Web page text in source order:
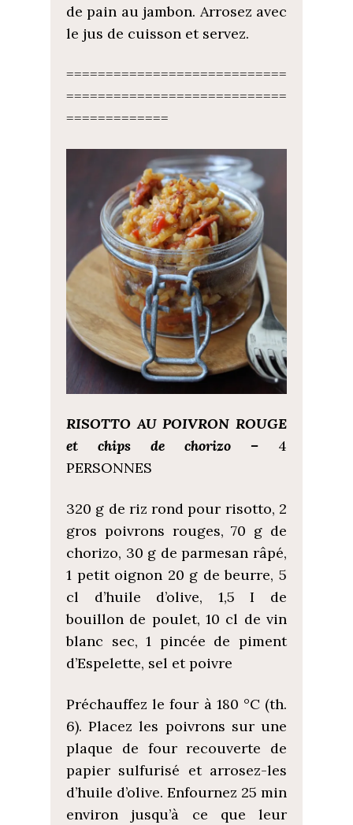
de pain au jambon. Arrosez avec
le jus de cuisson et servez.
============================
============================
=============
RISOTTO AU POIVRON ROUGE
et chips de chorizo – 4
PERSONNES
320 g de riz rond pour risotto, 2
gros poivrons rouges, 70 g de
chorizo, 30 g de parmesan râpé,
1 petit oignon 20 g de beurre, 5
cl d’huile d’olive, 1,5 I de
bouillon de poulet, 10 cl de vin
blanc sec, 1 pincée de piment
d’Espelette, sel et poivre
Préchauffez le four à 180 °C (th.
6). Placez les poivrons sur une
plaque de four recouverte de
papier sulfurisé et arrosez-les
d’huile d’olive. Enfournez 25 min
environ jusqu’à ce que leur